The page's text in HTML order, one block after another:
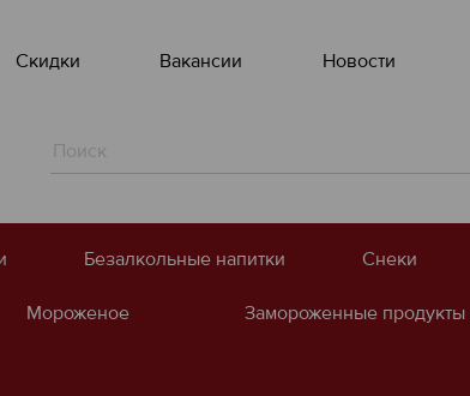
Скидки Вакансии Новости
Безалкольные напитки Снеки
Мороженое Замороженные продукты